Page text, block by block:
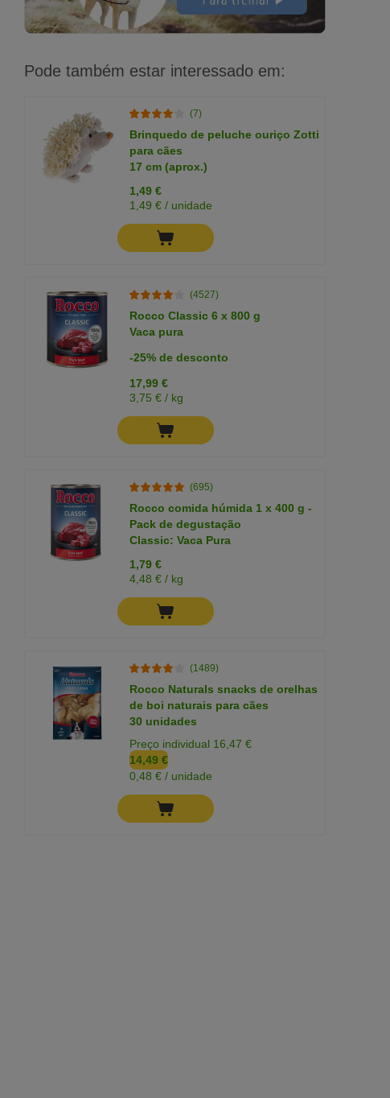
Pode também estar interessado em:
(7)
Brinquedo de peluche ouriço Zotti
para cães
17 cm (aprox.)
1,49 €
1,49 € / unidade
(4527)
Rocco Classic 6 x 800 g
Vaca pura
-25% de desconto
17,99 €
3,75 € / kg
(695)
Rocco comida húmida 1 x 400 g -
Pack de degustação
Classic: Vaca Pura
1,79 €
4,48 € / kg
(1489)
Rocco Naturals snacks de orelhas
de boi naturais para cães
30 unidades
Preço individual 16,47 €
14,49 €
0,48 € / unidade